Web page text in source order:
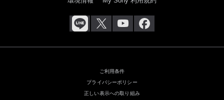
ご利用条件
プライバシーポリシー
正しい表示への取り組み